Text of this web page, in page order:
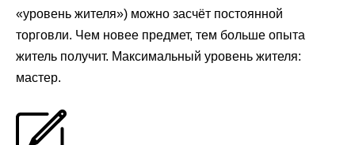
«уровень жителя») можно засчёт постоянной
торговли. Чем новее предмет, тем больше опыта
житель получит. Максимальный уровень жителя:
мастер.